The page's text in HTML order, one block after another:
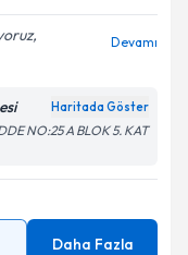
Devamı
Haritada Göster
NO:25 A BLOK 5. KAT
Daha Fazla